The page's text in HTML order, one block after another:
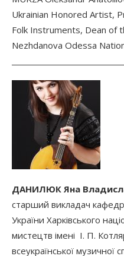
Ukrainian Honored Artist,
Folk Instruments, Dean of
Nezhdanova Odessa
ДАНИЛЮК Яна
старший викладач
України Харківського
мистецтв імені І. П.
всеукраїнської музичної